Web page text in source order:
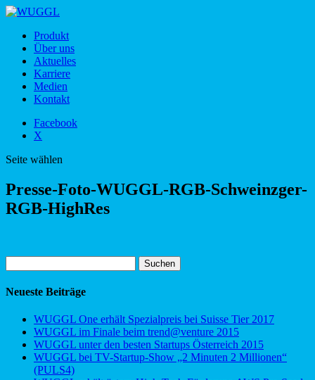
Produkt
Über uns
Aktuelles
Karriere
Medien
Kontakt
Facebook
X
Seite wählen
Presse-Foto-WUGGL-RGB-Schweinzger-
RGB-HighRes
nach:
Neueste Beiträge
WUGGL One erhält Spezialpreis bei Suisse Tier 2017
WUGGL im Finale beim trend@venture 2015
WUGGL unter den besten Startups Österreich 2015
WUGGL bei TV-Startup-Show „2 Minuten 2 Millionen“
(PULS4)